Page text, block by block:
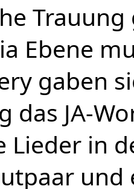
Ebene
gaben
das JA-
Lieder in